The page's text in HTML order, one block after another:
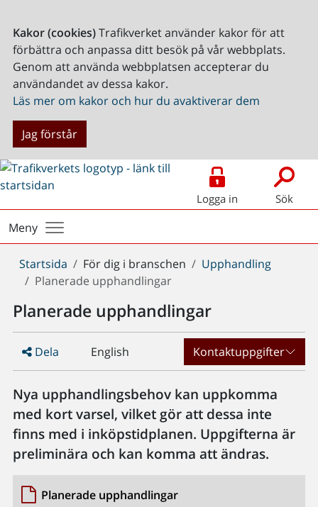
Kakor (cookies)Trafikverket använder kakor för att
förbättra och anpassa ditt besök på vår webbplats.
Genom att använda webbplatsen accepterar du
användandet av dessa kakor.
Läs mer om kakor och hur du avaktiverar dem
Jag förstår
Logga in Sök
Meny
Du
är
Startsida För dig i branschen
Upphandling
Planerade upphandlingar
Planerade upphandlingar
Dela English Kontaktuppgifter
Nya upphandlingsbehov kan uppkomma
med kort varsel, vilket gör att dessa inte
finns med i inköpstidplanen. Uppgifterna är
preliminära och kan komma att ändras.
Planerade upphandlingar